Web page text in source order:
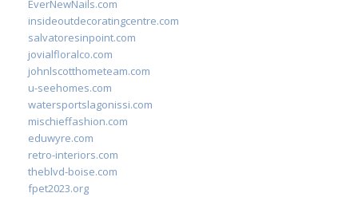
EverNewNails.com
insideoutdecoratingcentre.com
salvatoresinpoint.com
jovialfloralco.com
johnlscotthometeam.com
u-seehomes.com
watersportslagonissi.com
mischieffashion.com
eduwyre.com
retro-interiors.com
theblvd-boise.com
fpet2023.org